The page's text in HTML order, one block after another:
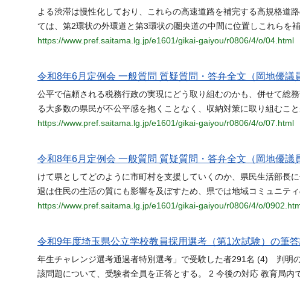
よる渋滞は慢性化しており、これらの高速道路を補完する高規格
ては、第2環状の外環道と第3環状の圏央道の中間に位置しこれらを
https://www.pref.saitama.lg.jp/e1601/gikai-gaiyou/r0806/4/o/04.html
令和8年6月定例会 一般質問 質疑質問・答弁全文（岡地優議
公平で信頼される税務行政の実現にどう取り組むのかも、併せて
る大多数の県民が不公平感を抱くことなく、収納対策に取り組むこ
https://www.pref.saitama.lg.jp/e1601/gikai-gaiyou/r0806/4/o/07.html
令和8年6月定例会 一般質問 質疑質問・答弁全文（岡地優議
けて県としてどのように市町村を支援していくのか、県民生活部
退は住民の生活の質にも影響を及ぼすため、県では地域コミュニテ
https://www.pref.saitama.lg.jp/e1601/gikai-gaiyou/r0806/4/o/
令和9年度埼玉県公立学校教員採用選考（第1次試験）の筆
年生チャレンジ選考通過者特別選考」で受験した者291名 (4) 判明
該問題について、受験者全員を正答とする。 2 今後の対応 教育局内